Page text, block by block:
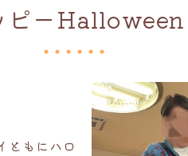
ピーHalloween
ともにハロ